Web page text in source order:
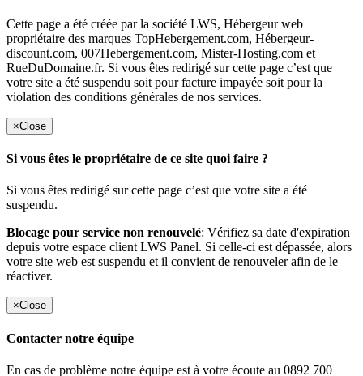
Cette page a été créée par la société LWS, Hébergeur web
propriétaire des marques TopHebergement.com, Hébergeur-
discount.com, 007Hebergement.com, Mister-Hosting.com et
RueDuDomaine.fr. Si vous êtes redirigé sur cette page c’est que
votre site a été suspendu soit pour facture impayée soit pour la
violation des conditions générales de nos services.
×Close
Si vous êtes le propriétaire de ce site quoi faire ?
Si vous êtes redirigé sur cette page c’est que votre site a été
suspendu.
Blocage pour service non renouvelé: Vérifiez sa date d'expiration
depuis votre espace client LWS Panel. Si celle-ci est dépassée, alors
votre site web est suspendu et il convient de renouveler afin de le
réactiver.
×Close
Contacter notre équipe
En cas de problème notre équipe est à votre écoute au 0892 700